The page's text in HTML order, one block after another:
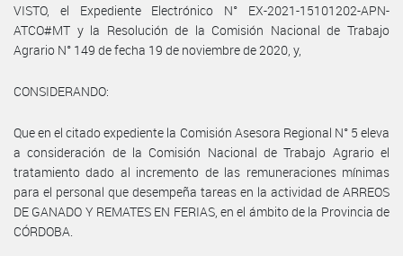
VISTO, el Expediente Electrónico N° EX-2021-15101202-APN-
ATCO#MT y la Resolución de la Comisión Nacional de Trabajo
Agrario N° 149 de fecha 19 de noviembre de 2020, y,
CONSIDERANDO:
Que en el citado expediente la Comisión Asesora Regional N° 5 eleva
a consideración de la Comisión Nacional de Trabajo Agrario el
tratamiento dado al incremento de las remuneraciones mínimas
para el personal que desempeña tareas en la actividad de ARREOS
DE GANADO Y REMATES EN FERIAS, en el ámbito de la Provincia de
CÓRDOBA.